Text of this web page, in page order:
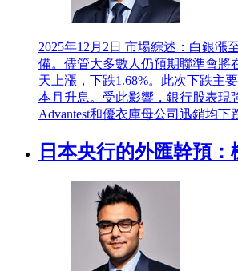
2025年12月2日 市場綜述：白銀漲
備。儘管大多數人仍預期聯準會將
天上漲，下跌1.68%。此次下跌主
本月升息。受此影響，銀行股表現
Advantest和優衣庫母公司迅銷均下
日本央行的外匯幹預